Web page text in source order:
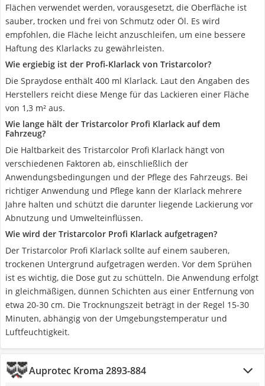
Flächen verwendet werden, vorausgesetzt, die Oberfläche ist
sauber, trocken und frei von Schmutz oder Öl. Es wird
empfohlen, die Fläche leicht anzuschleifen, um eine bessere
Haftung des Klarlacks zu gewährleisten.
Wie ergiebig ist der Profi-Klarlack von Tristarcolor?
Die Spraydose enthält 400 ml Klarlack. Laut den Angaben des
Herstellers reicht diese Menge für das Lackieren einer Fläche
von 1,3 m² aus.
Wie lange hält der Tristarcolor Profi Klarlack auf dem
Fahrzeug?
Die Haltbarkeit des Tristarcolor Profi Klarlack hängt von
verschiedenen Faktoren ab, einschließlich der
Anwendungsbedingungen und der Pflege des Fahrzeugs. Bei
richtiger Anwendung und Pflege kann der Klarlack mehrere
Jahre halten und schützt die darunter liegende Lackierung vor
Abnutzung und Umwelteinflüssen.
Wie wird der Tristarcolor Profi Klarlack aufgetragen?
Der Tristarcolor Profi Klarlack sollte auf einem sauberen,
trockenen Untergrund aufgetragen werden. Vor dem Sprühen
ist es wichtig, die Dose gut zu schütteln. Die Anwendung erfolgt
in gleichmäßigen, dünnen Schichten aus einer Entfernung von
etwa 20-30 cm. Die Trocknungszeit beträgt in der Regel 15-30
Minuten, abhängig von der Umgebungstemperatur und
Luftfeuchtigkeit.
Auprotec Kroma 2893-884